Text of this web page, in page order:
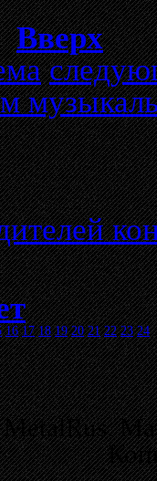
Вверх
16 17 18 19 20 21 22 23 24